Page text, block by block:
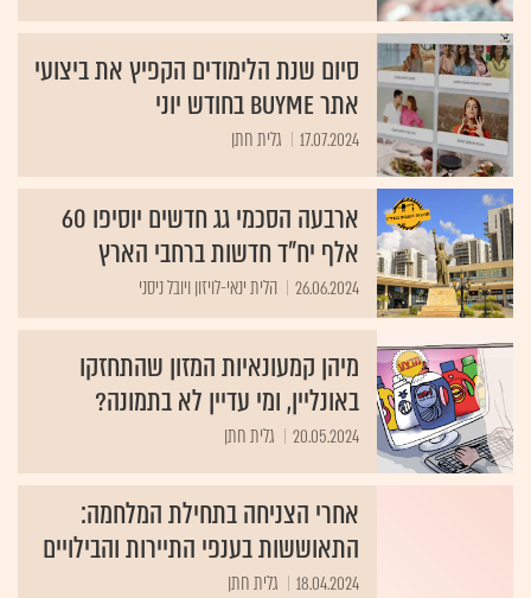
סיום שנת הלימודים הקפיץ את ביצועי
אתר BUYME בחודש יוני
17.07.2024 גלית חתן
ארבעה הסכמי גג חדשים יוסיפו 60
אלף יח"ד חדשות ברחבי הארץ
26.06.2024 הלית ינאי-לויזון ויובל ניסני
מיהן קמעונאיות המזון שהתחזקו
באונליין, ומי עדיין לא בתמונה?
20.05.2024 גלית חתן
אחרי הצניחה בתחילת המלחמה:
התאוששות בענפי התיירות והבילויים
18.04.2024 גלית חתן